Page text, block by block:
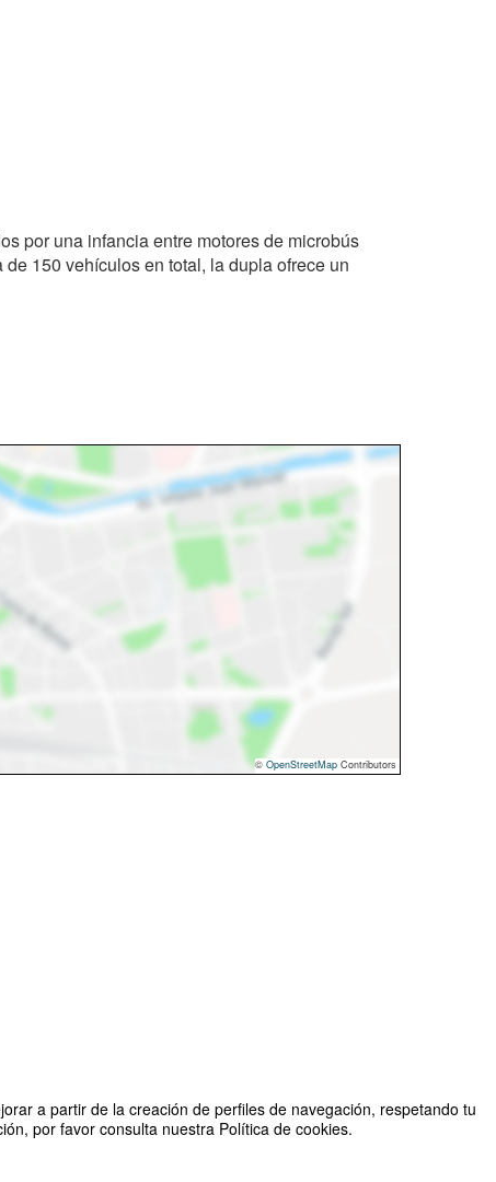
a partir de la creación de perfiles de navegación, respetando tu
por favor consulta nuestra Política de cookies.
por una infancia entre motores de microbús
150 vehículos en total, la dupla ofrece un
© OpenStreetMap Contributors
de Innovación y Transferencia - Vicerrectoría Académica